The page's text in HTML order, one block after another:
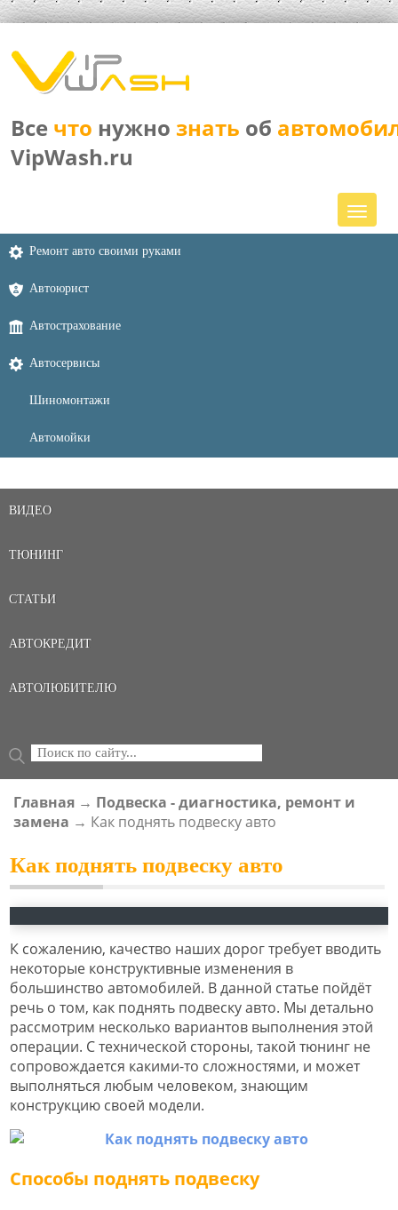
Все что нужно знать об
VipWash.ru
Ремонт авто своими руками
Автоюрист
Автострахование
Автосервисы
Шиномонтажи
Автомойки
ВИДЕО
ТЮНИНГ
СТАТЬИ
АВТОКРЕДИТ
АВТОЛЮБИТЕЛЮ
ФОРМА ПОИСКА
Поиск
ВЫ ЗДЕСЬ
Главная → Подвеска - диагностика, ремонт и
замена → Как поднять подвеску авто
Как поднять подвеску авто
К сожалению, качество наших дорог требует вводить
некоторые конструктивные изменения в
большинство автомобилей. В данной статье пойдёт
речь о том, как поднять подвеску авто. Мы детально
рассмотрим несколько вариантов выполнения этой
операции. С технической стороны, такой тюнинг не
сопровождается какими-то сложностями, и может
выполняться любым человеком, знающим
конструкцию своей модели.
Способы поднять подвеску